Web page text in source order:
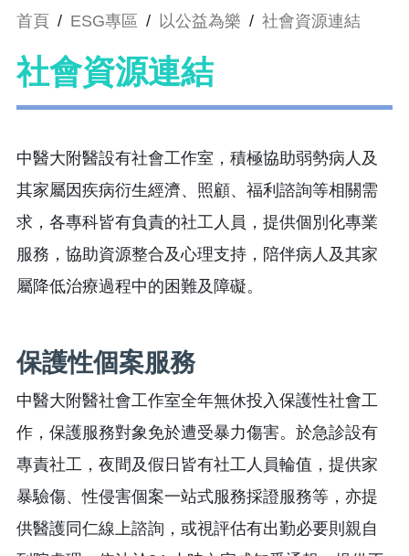
首頁 / ESG專區 / 以公益為樂 / 社會資源連結
社會資源連結
中醫大附醫設有社會工作室，積極協助弱勢病人及
其家屬因疾病衍生經濟、照顧、福利諮詢等相關需
求，各專科皆有負責的社工人員，提供個別化專業
服務，協助資源整合及心理支持，陪伴病人及其家
屬降低治療過程中的困難及障礙。
保護性個案服務
中醫大附醫社會工作室全年無休投入保護性社會工
作，保護服務對象免於遭受暴力傷害。於急診設有
專責社工，夜間及假日皆有社工人員輪值，提供家
暴驗傷、性侵害個案一站式服務採證服務等，亦提
供醫護同仁線上諮詢，或視評估有出勤必要則親自